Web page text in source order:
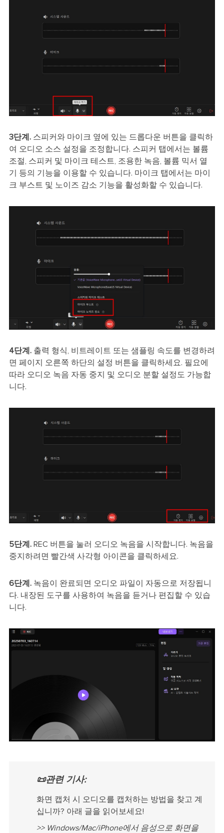
3단계. 스피커와 마이크 옆에 있는 드롭다운 버튼을 클릭하
여 오디오 소스 설정을 조정합니다. 스피커 탭에서는 볼륨
조절, 스피커 및 마이크 테스트, 조용한 녹음, 볼륨 믹서 열
기 등의 기능을 이용할 수 있습니다. 마이크 탭에서는 마이
크 부스트 및 노이즈 감소 기능을 활성화할 수 있습니다.
4단계.출력 형식, 비트레이트 또는 샘플링 속도를 변경하려
면 페이지 오른쪽 하단의 설정 버튼을 클릭하세요. 필요에
따라 오디오 녹음 자동 중지 및 오디오 분할 설정도 가능합
니다.
5단계. REC 버튼을 눌러 오디오 녹음을 시작합니다. 녹음을
중지하려면 빨간색 사각형 아이콘을 클릭하세요.
6단계. 녹음이 완료되면 오디오 파일이 자동으로 저장됩니
다. 내장된 도구를 사용하여 녹음을 듣거나 편집할 수 있습
니다.
📜관련 기사:
화면 캡처 시 오디오를 캡처하는 방법을 찾고 계
십니까? 아래 글을 읽어보세요!
>> Windows/Mac/iPhone에서 음성으로 화면을